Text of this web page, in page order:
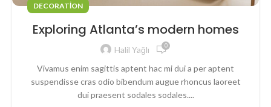
DECORATION
Exploring Atlanta’s modern homes
Halil Yağlı 0
Vivamus enim sagittis aptent hac mi dui a per aptent
suspendisse cras odio bibendum augue rhoncus laoreet
dui praesent sodales sodales....